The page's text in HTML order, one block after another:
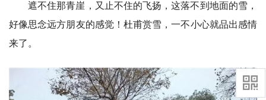
遮不住那青崖，又止不住的飞扬，这落不到地面的雪，
好像思念远方朋友的感觉！杜甫赏雪，一不小心就品出感情
来了。